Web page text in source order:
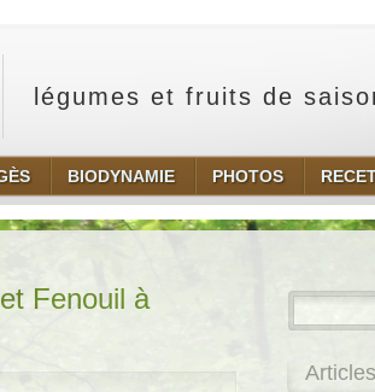
légumes et fruits de
BIODYNAMIE PHOTOS
Fenouil à